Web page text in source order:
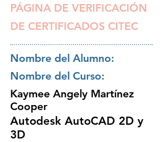
PÁGINA DE VERIFICACIÓN
DE CERTIFICADOS CITEC
Nombre del Alumno:
Nombre del Curso:
Kaymee Angely Martínez
Cooper
Autodesk AutoCAD 2D y
3D